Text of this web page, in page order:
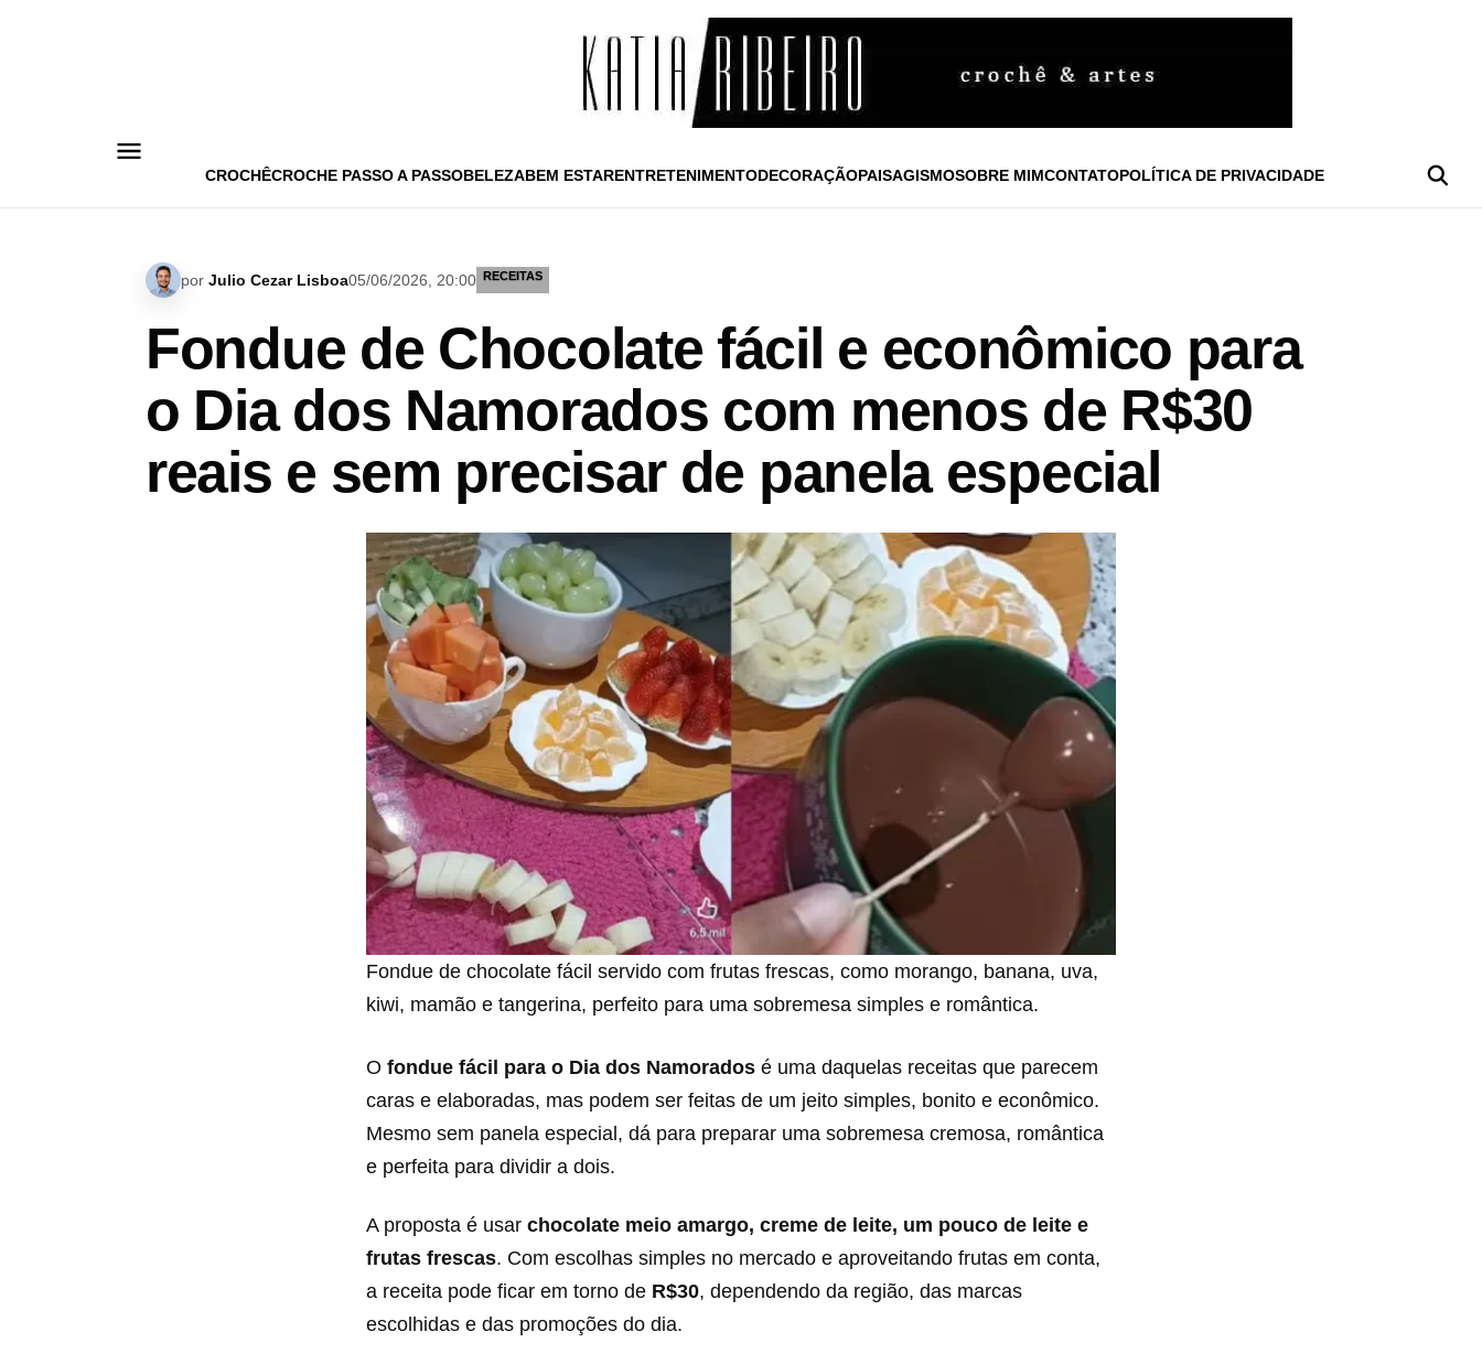
CROCHÊCROCHE PASSO A PASSOBELEZABEM ESTARENTRETENIMENTODECORAÇÃOPAISAGISMOSOBRE MIMCONTATOPOLÍTICA DE PRIVACIDADE
por Julio Cezar Lisboa05/06/2026, 20:00 RECEITAS
Fondue de Chocolate fácil e econômico para
o Dia dos Namorados com menos de R$30
reais e sem precisar de panela especial
Fondue de chocolate fácil servido com frutas frescas, como morango, banana, uva,
kiwi, mamão e tangerina, perfeito para uma sobremesa simples e romântica.
O fondue fácil para o Dia dos Namorados é uma daquelas receitas que parecem
caras e elaboradas, mas podem ser feitas de um jeito simples, bonito e econômico.
Mesmo sem panela especial, dá para preparar uma sobremesa cremosa, romântica
e perfeita para dividir a dois.
A proposta é usar chocolate meio amargo, creme de leite, um pouco de leite e
frutas frescas. Com escolhas simples no mercado e aproveitando frutas em conta,
a receita pode ficar em torno de R$30, dependendo da região, das marcas
escolhidas e das promoções do dia.